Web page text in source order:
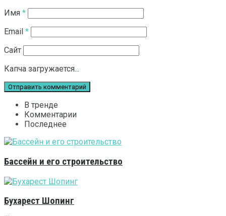
Имя *
Email *
Сайт
Капча загружается...
В тренде
Комментарии
Последнее
Бассейн и его строительство
Бухарест Шопинг